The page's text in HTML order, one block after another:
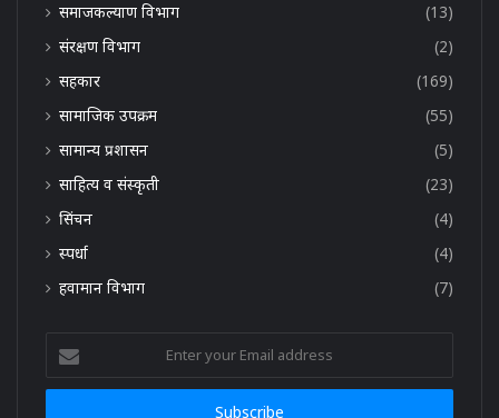
समाजकल्याण विभाग
(13)
संरक्षण विभाग
(2)
सहकार
(169)
सामाजिक उपक्रम
(55)
सामान्य प्रशासन
(5)
साहित्य व संस्कृती
(23)
सिंचन
(4)
स्पर्धा
(4)
हवामान विभाग
(7)
your
Email